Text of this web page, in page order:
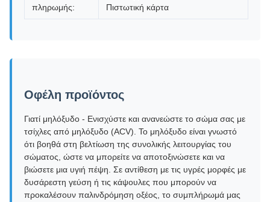
πληρωμής:
Πιστωτική κάρτα
Οφέλη προϊόντος
Γιατί μηλόξυδο - Ενισχύστε και ανανεώστε το σώμα σας με
τσίχλες από μηλόξυδο (ACV). Το μηλόξυδο είναι γνωστό
ότι βοηθά στη βελτίωση της συνολικής λειτουργίας του
σώματος, ώστε να μπορείτε να αποτοξινώσετε και να
βιώσετε μια υγιή πέψη. Σε αντίθεση με τις υγρές μορφές με
δυσάρεστη γεύση ή τις κάψουλες που μπορούν να
προκαλέσουν παλινδρόμηση οξέος, το συμπλήρωμά μας